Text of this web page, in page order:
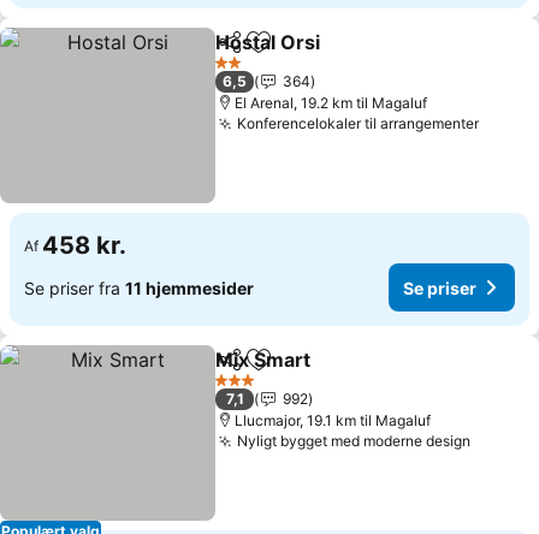
Del Føj til favoritter
Hostal Orsi
2 Stjerner
6,5
364
El Arenal, 19.2 km til Magaluf
Konferencelokaler til arrangementerSe
Af 458 kr.
Se priser fra 11 hjemmesider Se priser
Del Føj til favoritter
Mix Smart
3 Stjerner
7,1
992
Llucmajor, 19.1 km til Magaluf
Nyligt bygget med moderne design